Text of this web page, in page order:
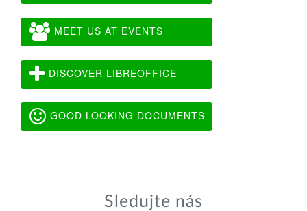
MEET US AT EVENTS
DISCOVER LIBREOFFICE
GOOD LOOKING DOCUMENTS
Sledujte nás